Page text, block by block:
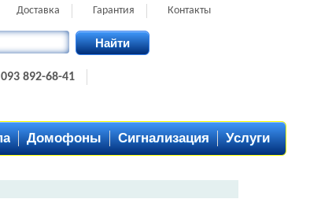
Доставка Гарантия Контакты
Найти
093 892-68-41
Домофоны Сигнализация Услуги